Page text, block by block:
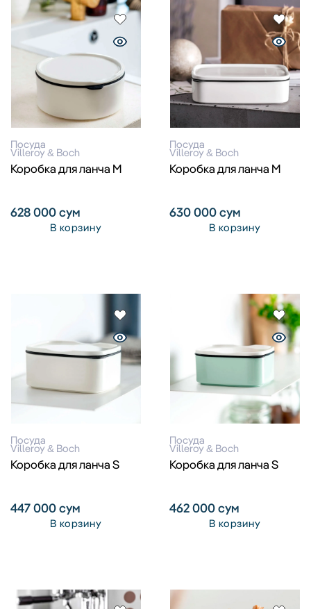
Посуда
Villeroy & Boch
Коробка для ланча M
628 000сум
В корзину
Посуда
Villeroy & Boch
Коробка для ланча M
630 000сум
В корзину
Посуда
Villeroy & Boch
Коробка для ланча S
447 000сум
В корзину
Посуда
Villeroy & Boch
Коробка для ланча S
462 000сум
В корзину